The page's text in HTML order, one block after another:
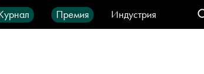
Премия
Индустрия
Город IT-продукты